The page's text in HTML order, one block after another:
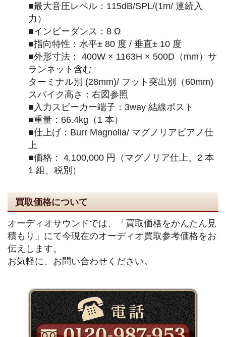
■最大音圧レベル：115dB/SPL/(1m/ 連続入
力）
■インピーダンス：8 Ω
■指向特性：水平± 80 度 / 垂直± 10 度
■外形寸法： 400W × 1163H × 500D（mm）サ
ランネット含む
ターミナル別 (28mm)/ フット突出別（60mm)
スパイク高さ：右図参照
■入力スピーカー端子：3way 結線ポスト
■重量：66.4kg（1 本）
■仕上げ：Burr Magnolia/ マグノリアピアノ仕
上
■価格： 4,100,000 円（マグノリア仕上、2 本
1 組、税別）
買取価格について
オーディオサウンドでは、「買取価格をかんたん見
積もり」にて今現在のオーディオ買取参考価格をお
伝えします。
お気軽に、お問い合わせください。